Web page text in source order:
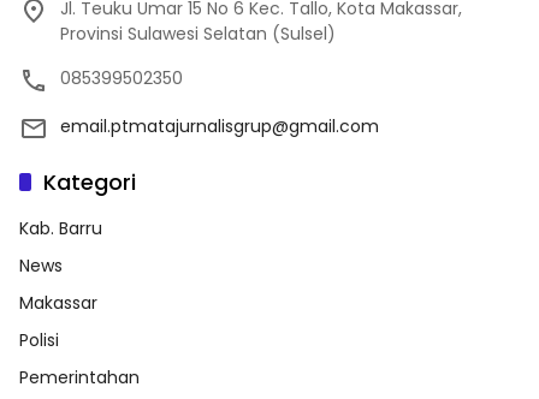
Jl. Teuku Umar 15 No 6 Kec. Tallo, Kota Makassar,
Provinsi Sulawesi Selatan (Sulsel)
085399502350
email.ptmatajurnalisgrup@gmail.com
Kategori
Kab. Barru
News
Makassar
Polisi
Pemerintahan